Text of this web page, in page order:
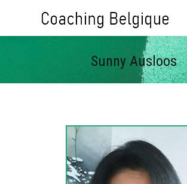
Sunny Ausloos
Vous êtes ici :